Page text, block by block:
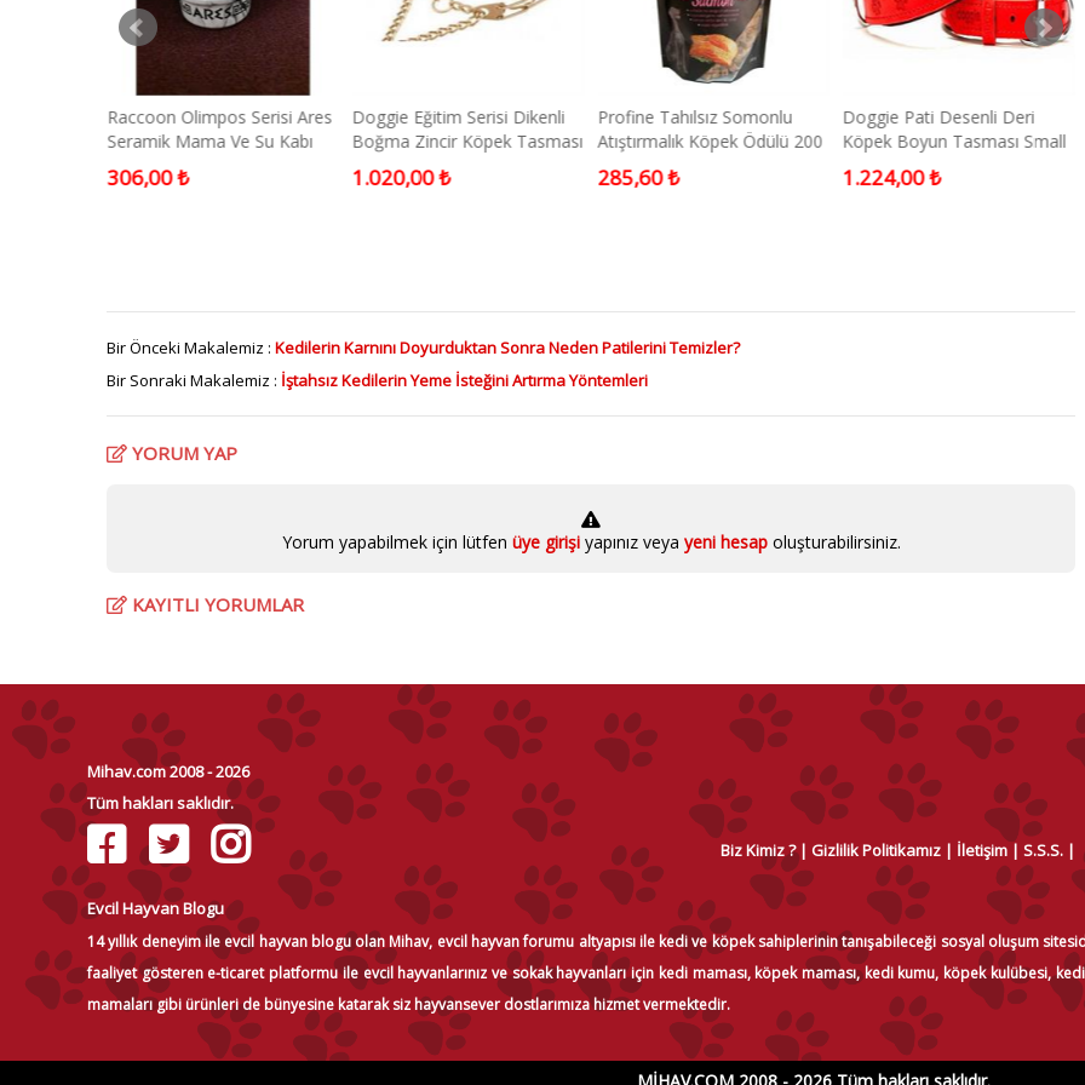
Raccoon Olimpos Serisi Ares
Seramik Mama Ve Su Kabı
300ml
306,00 ₺
Doggie Eğitim Serisi Dikenli
Boğma Zincir Köpek Tasması
Gold 4x60 cm
1.020,00 ₺
Profine Tahılsız Somonlu
Atıştırmalık Köpek Ödülü 200
Gr
285,60 ₺
Doggie Pati Desenli Deri
Köpek Boyun Tasması Small
Kırmızı
1.224,00 ₺
Bir Önceki Makalemiz : Kedilerin Karnını Doyurduktan Sonra Neden Patilerini Temizler?
Bir Sonraki Makalemiz : İştahsız Kedilerin Yeme İsteğini Artırma Yöntemleri
YORUM YAP
Yorum yapabilmek için lütfen üye girişi yapınız veya yeni hesapoluşturabilirsiniz.
KAYITLI YORUMLAR
Mihav.com 2008 - 2026
Tüm hakları saklıdır.
Biz Kimiz ? Gizlilik Politikamız İletişim S.S.S.
Evcil Hayvan Blogu
14 yıllık deneyim ile evcil hayvan blogu olan Mihav, evcil hayvan forumu altyapısı ile kedi ve köpek sahiplerinin tanışabileceği sosyal oluşum
faaliyet gösteren e-ticaret platformu ile evcil hayvanlarınız ve sokak hayvanları için kedi maması, köpek maması, kedi kumu, köpek kulübesi,
mamaları gibi ürünleri de bünyesine katarak siz hayvansever dostlarımıza hizmet vermektedir.